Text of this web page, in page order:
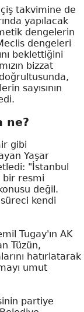
takvimine de
yapılacak
dengelerin
dengeleri
beklettiğini
bizzat
sayısının
ne?
gibi
Yaşar
"İstanbul
bir resmi
değil.
kendi
Tugay'ın AK
Tüzün,
hatırlatarak
umut
partiye